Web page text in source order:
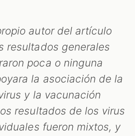
autor del artículo
resultados generales
poca o ninguna
la asociación de la
y la vacunación
resultados de los virus
fueron mixtos, y